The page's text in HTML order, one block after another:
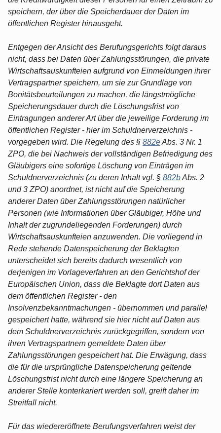
speichern, der über die Speicherdauer der Daten im
öffentlichen Register hinausgeht.
Entgegen der Ansicht des Berufungsgerichts folgt daraus
nicht, dass bei Daten über Zahlungsstörungen, die private
Wirtschaftsauskunfteien aufgrund von Einmeldungen ihrer
Vertragspartner speichern, um sie zur Grundlage von
Bonitätsbeurteilungen zu machen, die längstmögliche
Speicherungsdauer durch die Löschungsfrist von
Eintragungen anderer Art über die jeweilige Forderung im
öffentlichen Register - hier im Schuldnerverzeichnis -
vorgegeben wird. Die Regelung des § 882eAbs. 3 Nr. 1
ZPO, die bei Nachweis der vollständigen Befriedigung des
Gläubigers eine sofortige Löschung von Einträgen im
Schuldnerverzeichnis (zu deren Inhalt vgl. § 882bAbs. 2
und 3 ZPO) anordnet, ist nicht auf die Speicherung
anderer Daten über Zahlungsstörungen natürlicher
Personen (wie Informationen über Gläubiger, Höhe und
Inhalt der zugrundeliegenden Forderungen) durch
Wirtschaftsauskunfteien anzuwenden. Die vorliegend in
Rede stehende Datenspeicherung der Beklagten
unterscheidet sich bereits dadurch wesentlich von
derjenigen im Vorlageverfahren an den Gerichtshof der
Europäischen Union, dass die Beklagte dort Daten aus
dem öffentlichen Register - den
Insolvenzbekanntmachungen - übernommen und parallel
gespeichert hatte, während sie hier nicht auf Daten aus
dem Schuldnerverzeichnis zurückgegriffen, sondern von
ihren Vertragspartnern gemeldete Daten über
Zahlungsstörungen gespeichert hat. Die Erwägung, dass
die für die ursprüngliche Datenspeicherung geltende
Löschungsfrist nicht durch eine längere Speicherung an
anderer Stelle konterkariert werden soll, greift daher im
Streitfall nicht.
Für das wiedereröffnete Berufungsverfahren weist der